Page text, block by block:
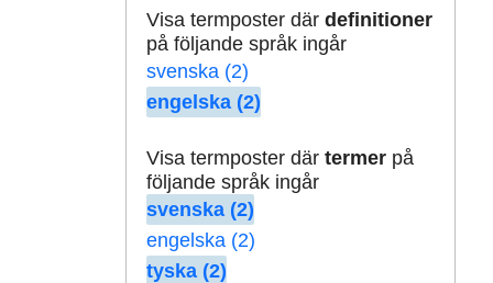
Visa termposter där definitioner
på följande språk ingår
svenska (2)
engelska (2)
Visa termposter där termerpå
följande språk ingår
svenska (2)
engelska (2)
tyska (2)